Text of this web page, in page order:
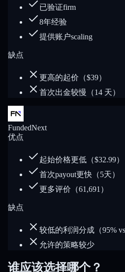
已验证firm
8年经验
提供账户scaling
缺点
更高的起价（$39）
首次出金较慢（14 天）
FundedNext
优点
起始价格更低（$32.99）
首次payout更快（5天）
更多评价（61,691）
缺点
较低的利润分成（95% vs
允许的策略较少
谁应该选择哪个？